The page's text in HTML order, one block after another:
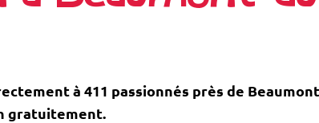
à 411 passionnés près de
gratuitement.